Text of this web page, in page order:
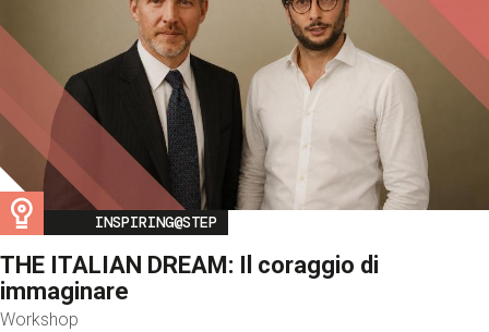
Image
INSPIRING@STEP
THE ITALIAN DREAM: Il coraggio di
immaginare
Workshop